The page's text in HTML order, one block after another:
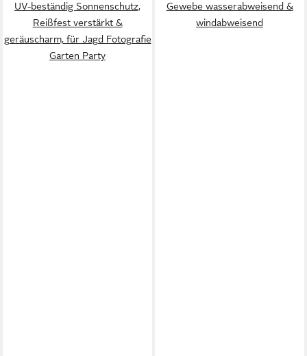
UV-beständig Sonnenschutz,
Reißfest verstärkt &
geräuscharm, für Jagd Fotografie
Garten Party
Gewebe wasserabweisend &
windabweisend